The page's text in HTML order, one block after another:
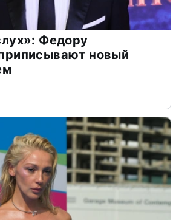
Федору
новый